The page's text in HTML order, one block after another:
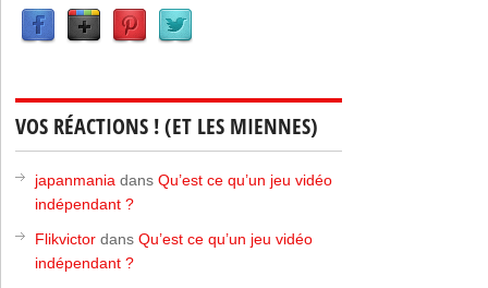
VOS RÉACTIONS ! (ET LES MIENNES)
japanmania dansQu’est ce qu’un jeu vidéo
indépendant ?
Flikvictor dansQu’est ce qu’un jeu vidéo
indépendant ?